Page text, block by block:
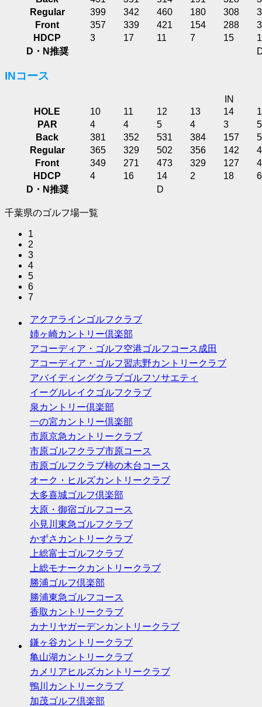
Regular
399 342 460 180 308
Front
357 339 421 154 288
HDCP
3 17 11 7 15
1
D・N推奨
INコース
IN
HOLE
10 11 12 13 14
PAR
4 4 5 4 3
5
Back
381 352 531 384 157
Regular
365 329 502 356 142
Front
349 271 473 329 127
HDCP
4 16 14 2 18
6
D・N推奨
D
千葉県のゴルフ場一覧
1
2
3
4
5
6
7
アクアラインゴルフクラブ
姉ヶ崎カントリー倶楽部
アコーディア・ゴルフ空港ゴルフコース成田
アコーディア・ゴルフ習志野カントリークラブ
アバイディングクラブゴルフソサエティ
イーグルレイクゴルフクラブ
泉カントリー倶楽部
一の宮カントリー倶楽部
市原京急カントリークラブ
市原ゴルフクラブ市原コース
市原ゴルフクラブ柿の木台コース
オーク・ヒルズカントリークラブ
大多喜城ゴルフ倶楽部
大原・御宿ゴルフコース
小見川東急ゴルフクラブ
かずさカントリークラブ
上総富士ゴルフクラブ
上総モナークカントリークラブ
勝浦ゴルフ倶楽部
勝浦東急ゴルフコース
香取カントリークラブ
カナリヤガーデンカントリークラブ
鎌ヶ谷カントリークラブ
亀山湖カントリークラブ
カメリアヒルズカントリークラブ
鴨川カントリークラブ
加茂ゴルフ倶楽部